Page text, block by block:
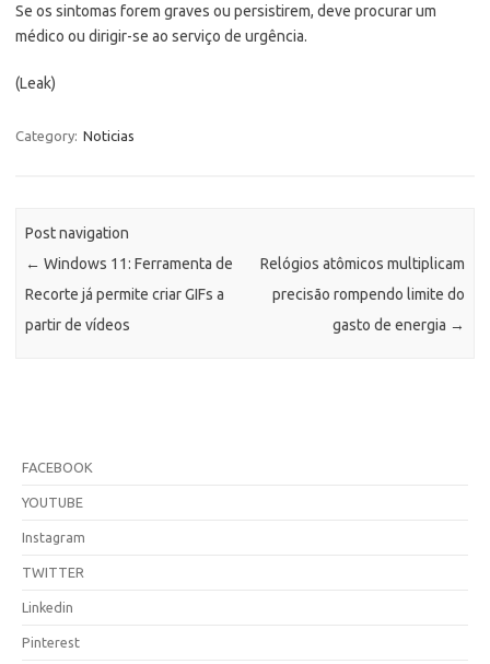
Se os sintomas forem graves ou persistirem, deve procurar um
médico ou dirigir-se ao serviço de urgência.
(Leak)
Category: Noticias
Post navigation
← Windows 11: Ferramenta de
Recorte já permite criar GIFs a
partir de vídeos
Relógios atômicos multiplicam
precisão rompendo limite do
gasto de energia →
FACEBOOK
YOUTUBE
Instagram
TWITTER
Linkedin
Pinterest